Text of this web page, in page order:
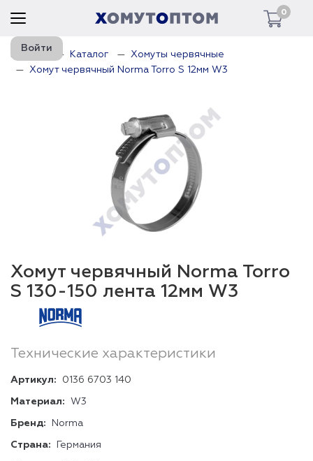
0
Войти
Главная Каталог
Хомуты червячные
Хомут червячный Norma Torro S 12мм W3
Хомут червячный Norma Torro
S 130-150 лента 12мм W3
Технические характеристики
Артикул: 0136 6703 140
Материал: W3
Бренд: Norma
Страна: Германия